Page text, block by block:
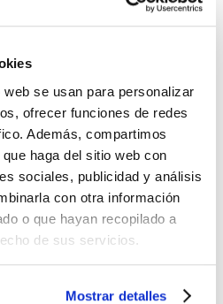
se usan para personalizar
ofrecer funciones de redes
Además, compartimos
haga del sitio web con
sociales, publicidad y análisis
con otra información
o que hayan recopilado a
de sus servicios.
Mostrar detalles
grâce au confort de la
automatique.